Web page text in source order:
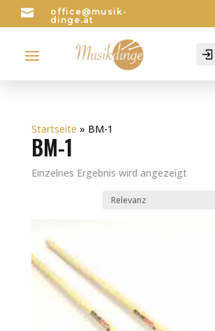

office@musik-
dinge.at
a
Startseite » BM-1
BM-1
Einzelnes Ergebnis wird angezeigt